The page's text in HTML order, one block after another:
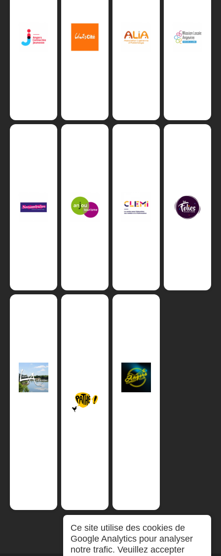
Ce site utilise des cookies de
Google Analytics pour analyser
notre trafic. Veuillez accepter